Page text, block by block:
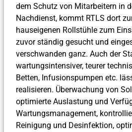
dem Schutz von Mitarbeitern in
Nachdienst, kommt RTLS dort
hauseigenen Rollstühle zum
zuvor ständig gesucht und
verschwanden ganz. Auch der
wartungsintensiver, teurer
Betten, Infusionspumpen etc.
realisieren. Überwachung von
optimierte Auslastung und
Wartungsmanagement,
Reinigung und Desinfektion,